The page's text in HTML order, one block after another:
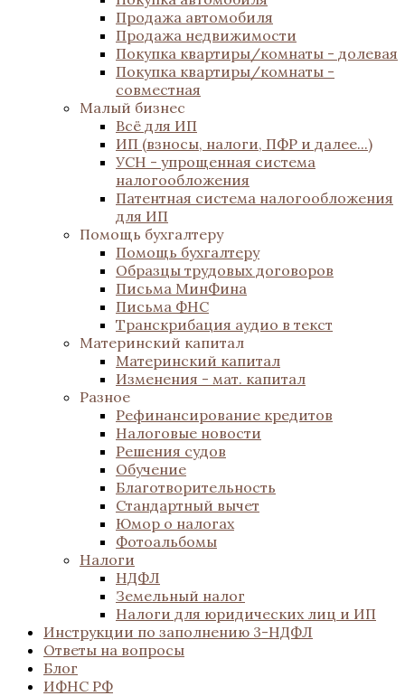
Продажа автомобиля
Продажа недвижимости
Покупка квартиры/комнаты - долевая
Покупка квартиры/комнаты -
совместная
Малый бизнес
Всё для ИП
ИП (взносы, налоги, ПФР и далее...)
УСН - упрощенная система
налогообложения
Патентная система налогообложения
для ИП
Помощь бухгалтеру
Помощь бухгалтеру
Образцы трудовых договоров
Письма МинФина
Письма ФНС
Транскрибация аудио в текст
Материнский капитал
Материнский капитал
Изменения - мат. капитал
Разное
Рефинансирование кредитов
Налоговые новости
Решения судов
Обучение
Благотворительность
Стандартный вычет
Юмор о налогах
Фотоальбомы
Налоги
НДФЛ
Земельный налог
Налоги для юридических лиц и ИП
Инструкции по заполнению 3-НДФЛ
Ответы на вопросы
Блог
ИФНС РФ